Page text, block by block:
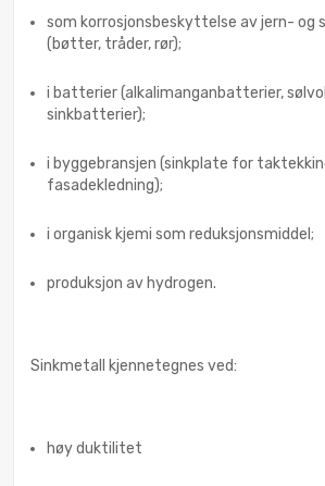
som korrosjonsbeskyttelse av jern- og
(bøtter, tråder, rør);
i batterier (alkalimanganbatterier,
sinkbatterier);
i byggebransjen (sinkplate for
fasadekledning);
i organisk kjemi som reduksjonsmiddel;
produksjon av hydrogen.
Sinkmetall kjennetegnes ved:
høy duktilitet